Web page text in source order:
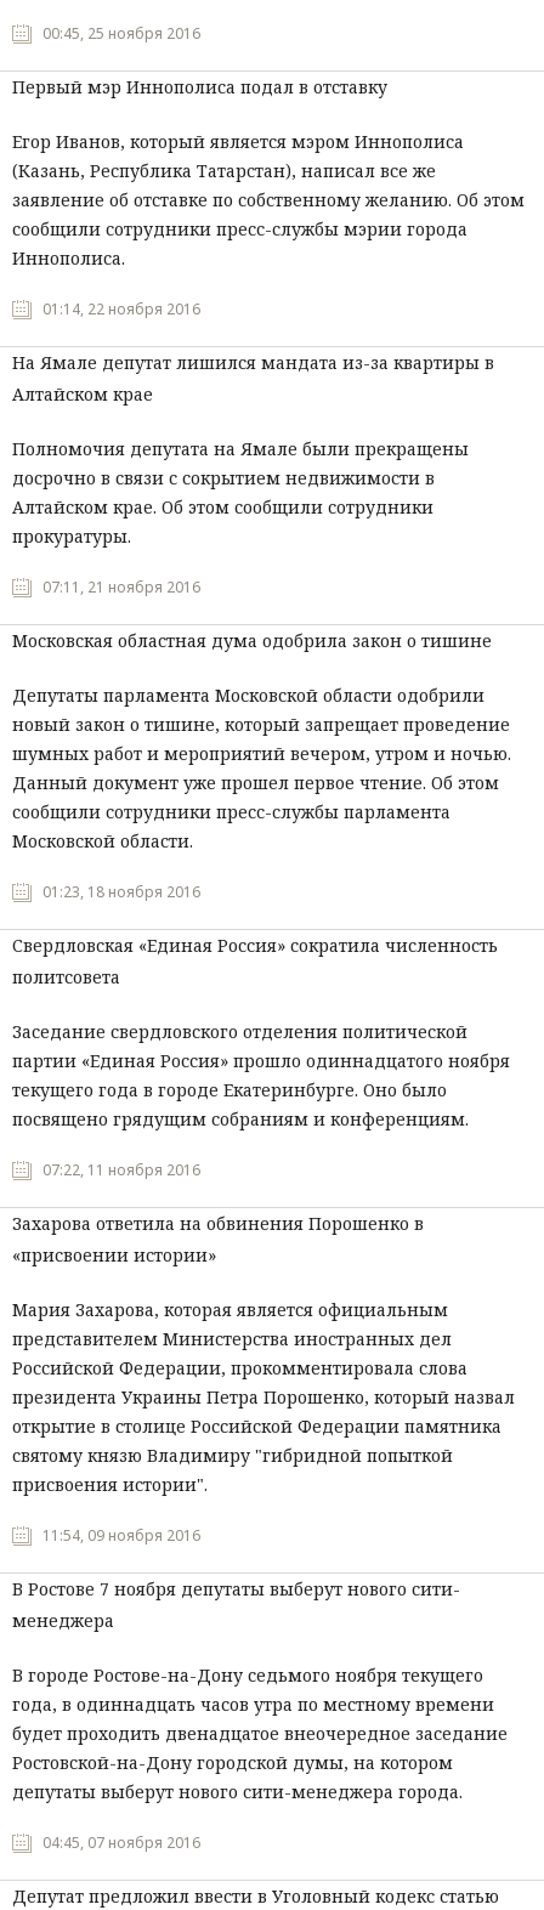
00:45, 25 ноября 2016
Первый мэр Иннополиса подал в отставку
Егор Иванов, который является мэром Иннополиса
(Казань, Республика Татарстан), написал все же
заявление об отставке по собственному желанию. Об этом
сообщили сотрудники пресс-службы мэрии города
Иннополиса.
01:14, 22 ноября 2016
На Ямале депутат лишился мандата из-за квартиры в
Алтайском крае
Полномочия депутата на Ямале были прекращены
досрочно в связи с сокрытием недвижимости в
Алтайском крае. Об этом сообщили сотрудники
прокуратуры.
07:11, 21 ноября 2016
Московская областная дума одобрила закон о тишине
Депутаты парламента Московской области одобрили
новый закон о тишине, который запрещает проведение
шумных работ и мероприятий вечером, утром и ночью.
Данный документ уже прошел первое чтение. Об этом
сообщили сотрудники пресс-службы парламента
Московской области.
01:23, 18 ноября 2016
Свердловская «Единая Россия» сократила численность
политсовета
Заседание свердловского отделения политической
партии «Единая Россия» прошло одиннадцатого ноября
текущего года в городе Екатеринбурге. Оно было
посвящено грядущим собраниям и конференциям.
07:22, 11 ноября 2016
Захарова ответила на обвинения Порошенко в
«присвоении истории»
Мария Захарова, которая является официальным
представителем Министерства иностранных дел
Российской Федерации, прокомментировала слова
президента Украины Петра Порошенко, который назвал
открытие в столице Российской Федерации памятника
святому князю Владимиру "гибридной попыткой
присвоения истории".
11:54, 09 ноября 2016
В Ростове 7 ноября депутаты выберут нового сити-
менеджера
В городе Ростове-на-Дону седьмого ноября текущего
года, в одиннадцать часов утра по местному времени
будет проходить двенадцатое внеочередное заседание
Ростовской-на-Дону городской думы, на котором
депутаты выберут нового сити-менеджера города.
04:45, 07 ноября 2016
Депутат предложил ввести в Уголовный кодекс статью